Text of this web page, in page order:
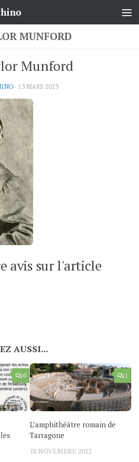
MUNFORD
Munford
· 13 MARS 2023
avis sur l'article
AUSSI...
0 1
L’amphithéâtre romain de
Tarragone
18 NOVEMBRE 2022